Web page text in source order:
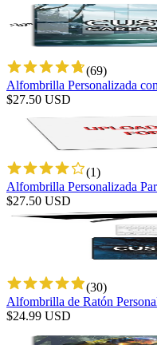
(69)
Alfombrilla Personalizada
$27.50 USD
(1)
Alfombrilla Personalizada
$27.50 USD
(30)
Alfombrilla de Ratón
$24.99 USD